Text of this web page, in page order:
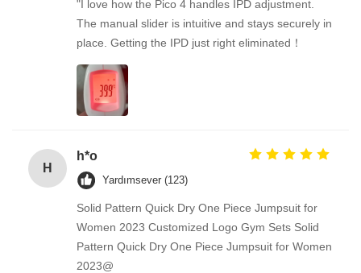
"I love how the Pico 4 handles IPD adjustment.
The manual slider is intuitive and stays securely in
place. Getting the IPD just right eliminated！
H
h*o
Yardımsever (123)
Solid Pattern Quick Dry One Piece Jumpsuit for
Women 2023 Customized Logo Gym Sets Solid
Pattern Quick Dry One Piece Jumpsuit for Women
2023@